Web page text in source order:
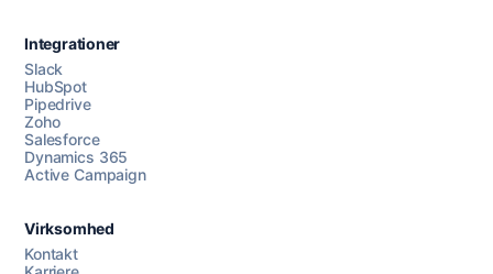
Chat med os
AI Campaign Assist
Integrationer
Slack
HubSpot
Pipedrive
Zoho
Salesforce
Dynamics 365
Active Campaign
Virksomhed
Kontakt